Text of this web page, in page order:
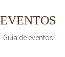
EVENTOS
Guía de eventos